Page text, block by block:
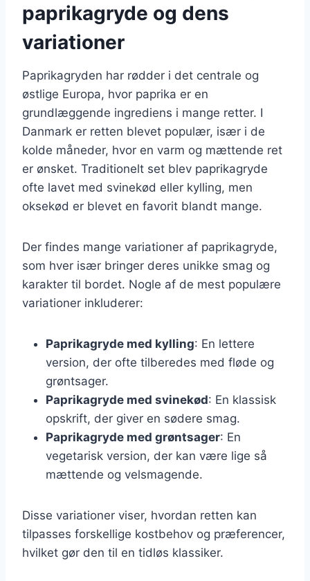
paprikagryde og dens
variationer
Paprikagryden har rødder i det centrale og
østlige Europa, hvor paprika er en
grundlæggende ingrediens i mange retter. I
Danmark er retten blevet populær, især i de
kolde måneder, hvor en varm og mættende ret
er ønsket. Traditionelt set blev paprikagryde
ofte lavet med svinekød eller kylling, men
oksekød er blevet en favorit blandt mange.
Der findes mange variationer af paprikagryde,
som hver især bringer deres unikke smag og
karakter til bordet. Nogle af de mest populære
variationer inkluderer:
Paprikagryde med kylling: En lettere
version, der ofte tilberedes med fløde og
grøntsager.
Paprikagryde med svinekød: En klassisk
opskrift, der giver en sødere smag.
Paprikagryde med grøntsager: En
vegetarisk version, der kan være lige så
mættende og velsmagende.
Disse variationer viser, hvordan retten kan
tilpasses forskellige kostbehov og præferencer,
hvilket gør den til en tidløs klassiker.